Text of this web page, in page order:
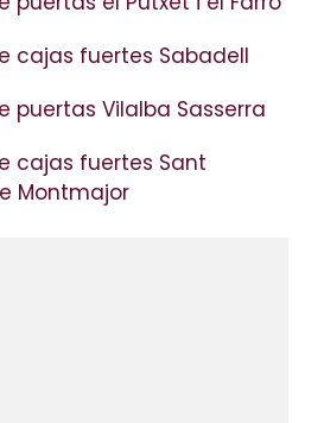
cajas fuertes Sabadell
puertas Vilalba Sasserra
cajas fuertes Sant
Montmajor